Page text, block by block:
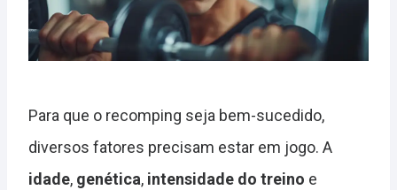
Para que o recomping seja bem-sucedido,
diversos fatores precisam estar em jogo. A
idade, genética, intensidade do treino e